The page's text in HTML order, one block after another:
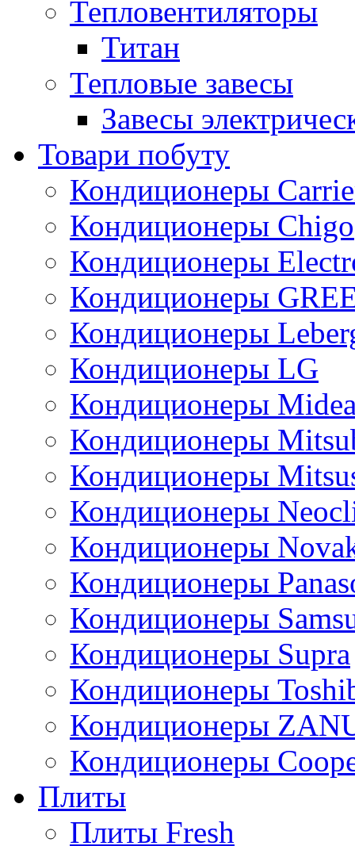
Тепловентиляторы
Титан
Тепловые завесы
Завесы
Товари побуту
Кондиционеры
Кондиционеры Chigo
Кондиционеры
Кондиционеры
Кондиционеры
Кондиционеры LG
Кондиционеры
Кондиционеры
Кондиционеры
Кондиционеры
Кондиционеры
Кондиционеры
Кондиционеры
Кондиционеры Supra
Кондиционеры
Кондиционеры
Кондиционеры
Плиты
Плиты Fresh